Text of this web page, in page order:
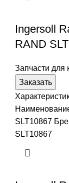
Ingersoll
RAND
Запчасти для
Заказать
SLT10867
SLT10867